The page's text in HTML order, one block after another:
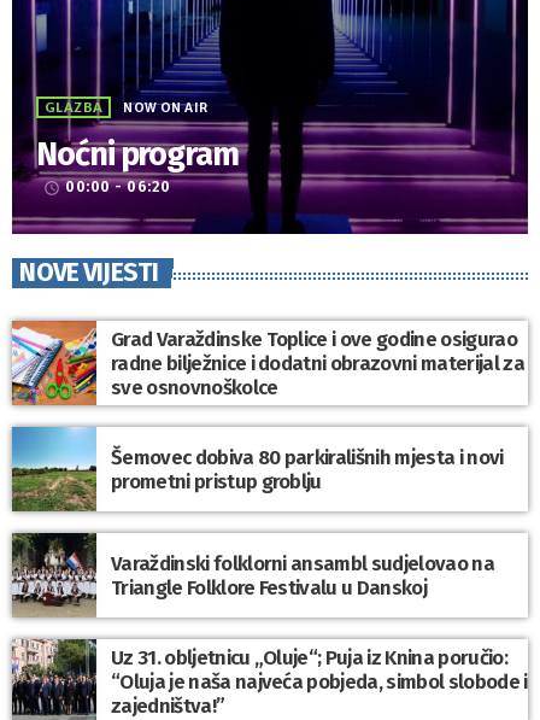
GLAZBA NOW ON AIR
Noćni program
access_time 00:00 - 06:20
NOVE VIJESTI
Grad Varaždinske Toplice i ove godine osigurao
radne bilježnice i dodatni obrazovni materijal za
sve osnovnoškolce
Šemovec dobiva 80 parkirališnih mjesta i novi
prometni pristup groblju
Varaždinski folklorni ansambl sudjelovao na
Triangle Folklore Festivalu u Danskoj
Uz 31. obljetnicu „Oluje“; Puja iz Knina poručio:
“Oluja je naša najveća pobjeda, simbol slobode i
zajedništva!”